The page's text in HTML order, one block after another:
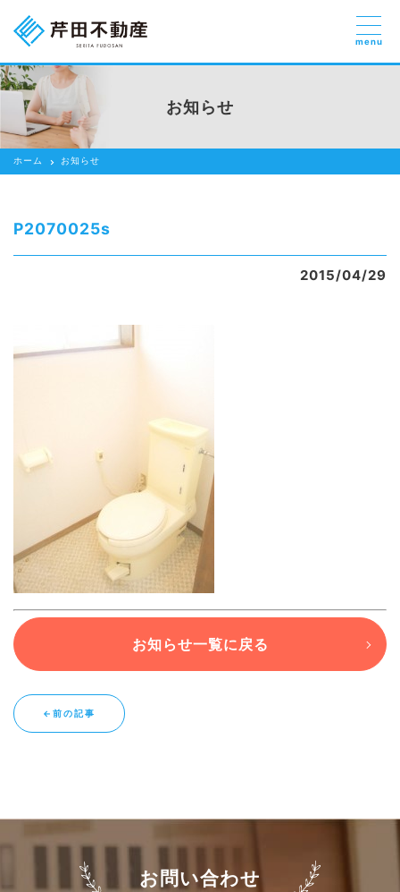
売りたい
貸したい方
借りたい
芹田不動産の強み
スタッフ紹介
退去連絡フォームはこちら
お部屋探し専用LINEはこちら
menu
お知らせ
ホーム お知らせ
P2070025s
2015/04/29
お知らせ一覧に戻る
←前の記事
お問い合わせ